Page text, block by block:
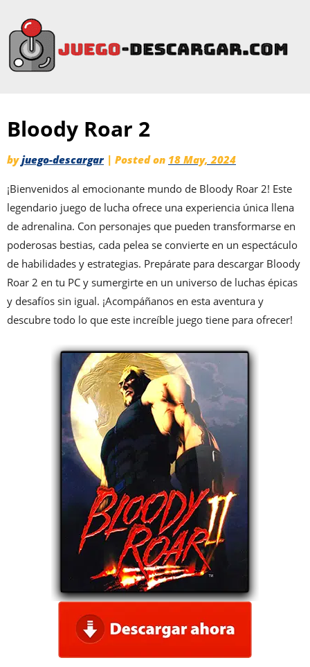
Bloody Roar 2
byjuego-descargar | Posted on 18 May, 2024
¡Bienvenidos al emocionante mundo de Bloody Roar 2! Este
legendario juego de lucha ofrece una experiencia única llena
de adrenalina. Con personajes que pueden transformarse en
poderosas bestias, cada pelea se convierte en un espectáculo
de habilidades y estrategias. Prepárate para descargar Bloody
Roar 2 en tu PC y sumergirte en un universo de luchas épicas
y desafíos sin igual. ¡Acompáñanos en esta aventura y
descubre todo lo que este increíble juego tiene para ofrecer!